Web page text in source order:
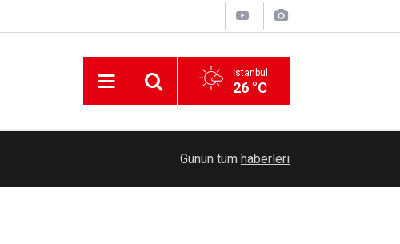
İstanbul
26 °C
Gaziantep'te 77 hafız icazet belgesi aldı
Günün tüm haberleri